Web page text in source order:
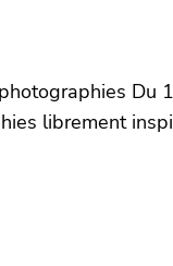
librement